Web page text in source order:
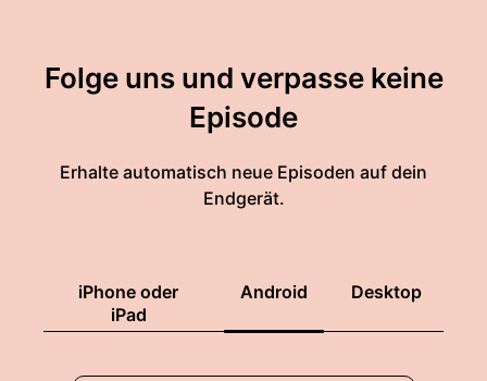
Folge uns und verpasse keine
Episode
Erhalte automatisch neue Episoden auf dein
Endgerät.
iPhone oder
iPad
Android Desktop